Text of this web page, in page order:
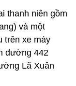
thanh niên gồm
và một
trên xe máy
đường 442
Lã Xuân